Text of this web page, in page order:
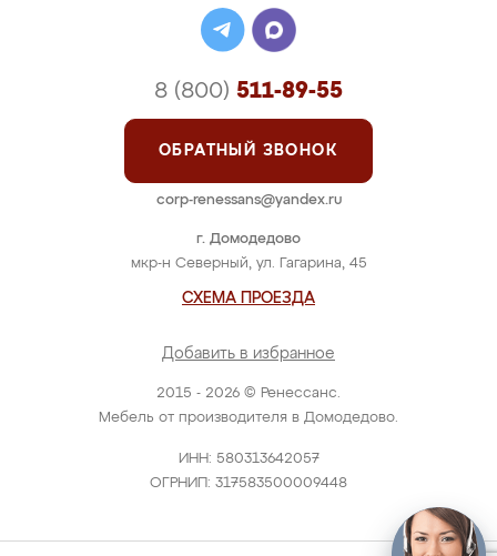
2015 - 2026 © Ренессанс.
Мебель от производителя в Домодедово.
ИНН: 580313642057
ОГРНИП: 317583500009448
г. Домодедово
мкр-н Северный, ул. Гагарина, 45
СХЕМА ПРОЕЗДА
Добавить в избранное
8 (800) 511-89-55
ОБРАТНЫЙ ЗВОНОК
corp-renessans@yandex.ru